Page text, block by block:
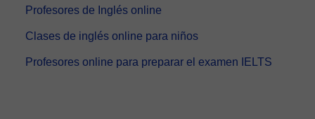
Profesores de Inglés online
Clases de inglés online para niños
Profesores online para preparar el examen IELTS